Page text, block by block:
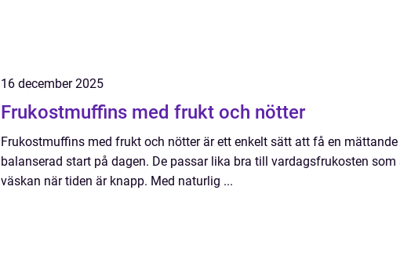
16 december 2025
Frukostmuffins med frukt och nötter
Frukostmuffins med frukt och nötter är ett enkelt sätt att få en mättande
balanserad start på dagen. De passar lika bra till vardagsfrukosten som
väskan när tiden är knapp. Med naturlig ...